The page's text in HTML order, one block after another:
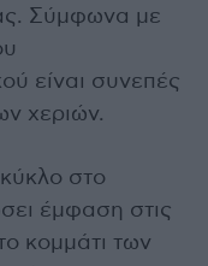
Σύμφωνα με
είναι συνεπές
χεριών.
στο
έμφαση στις
κομμάτι των